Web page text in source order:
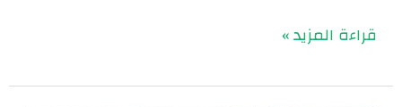
قراءة المزيد »